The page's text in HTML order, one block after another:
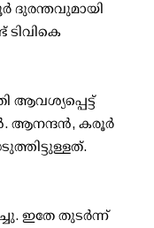
ദുരന്തവുമായി
ആനന്ദന്‍, കരൂര്‍
ഇതേ തുടര്‍ന്ന്